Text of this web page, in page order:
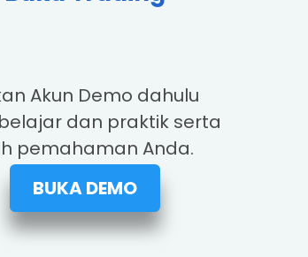
Akun Demo dahulu
dan praktik serta
pemahaman Anda.
BUKA DEMO